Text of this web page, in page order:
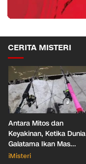
CERITA MISTERI
Antara Mitos dan
Keyakinan, Ketika Dunia
Galatama Ikan Mas
Bersentuhan dengan Hal
iMisteri